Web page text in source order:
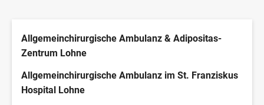
Allgemeinchirurgische Ambulanz & Adipositas-
Zentrum Lohne
Allgemeinchirurgische Ambulanz im St. Franziskus
Hospital Lohne